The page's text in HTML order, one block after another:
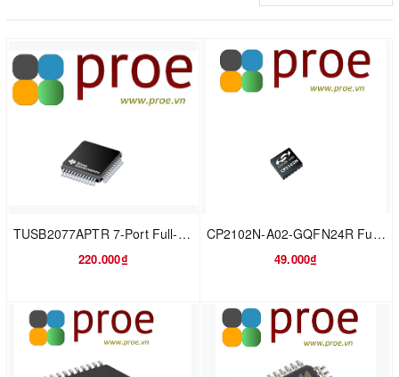
TUSB2077APTR 7-Port Full-Speed 12Mbps USB 2.0 Hub
220.000₫
CP2102N-A02-GQFN24R Full Speed USB to UART Bridge USB 2.0 3.3V T/R Automotive 24-Pin QFN EP
49.000₫